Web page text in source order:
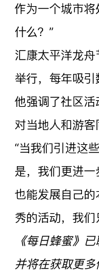
作为一个城市
什么？”
汇康太平洋龙
举行，每年吸引
他强调了社区活
对当地人和游客
“当我们引进这
是，我们更进
也能发展自己
秀的活动，我
《每日蜂蜜》
并将在获取更多